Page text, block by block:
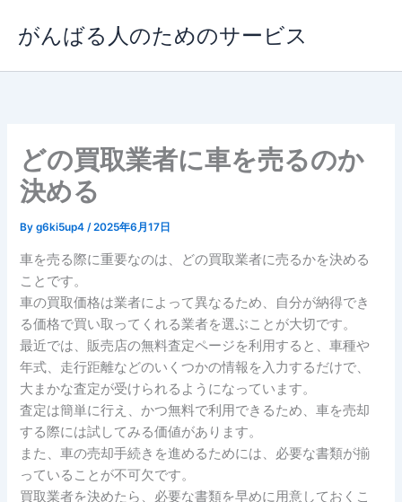
ス
がんばる人のためのサービス
どの買取業者に車を売るのか
決める
Byg6ki5up4/2025年6月17日
車を売る際に重要なのは、どの買取業者に売るかを決める
ことです。
車の買取価格は業者によって異なるため、自分が納得でき
る価格で買い取ってくれる業者を選ぶことが大切です。
最近では、販売店の無料査定ページを利用すると、車種や
年式、走行距離などのいくつかの情報を入力するだけで、
大まかな査定が受けられるようになっています。
査定は簡単に行え、かつ無料で利用できるため、車を売却
する際には試してみる価値があります。
また、車の売却手続きを進めるためには、必要な書類が揃
っていることが不可欠です。
買取業者を決めたら、必要な書類を早めに用意しておくこ